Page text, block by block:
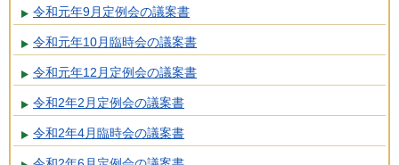
令和元年9月定例会の議案書
令和元年10月臨時会の議案書
令和元年12月定例会の議案書
令和2年2月定例会の議案書
令和2年4月臨時会の議案書